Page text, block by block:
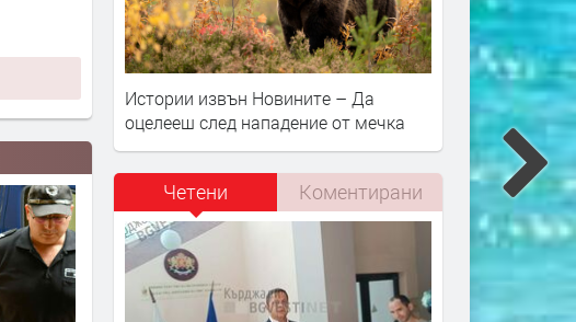
Истории извън Новините – Да
оцелееш след нападение от мечка
Четени Коментирани